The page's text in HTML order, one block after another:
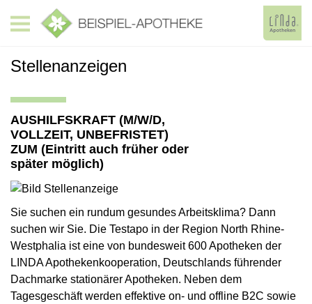
Stellenanzeigen
AUSHILFSKRAFT (M/W/D,
VOLLZEIT, UNBEFRISTET)
ZUM (Eintritt auch früher oder
später möglich)
Sie suchen ein rundum gesundes Arbeitsklima? Dann
suchen wir Sie. Die Testapo in der Region North Rhine-
Westphalia ist eine von bundesweit 600 Apotheken der
LINDA Apothekenkooperation, Deutschlands führender
Dachmarke stationärer Apotheken. Neben dem
Tagesgeschäft werden effektive on- und offline B2C sowie